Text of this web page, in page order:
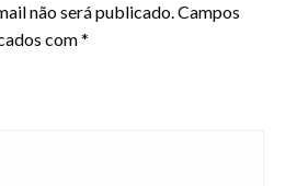
não será publicado.Campos
com*